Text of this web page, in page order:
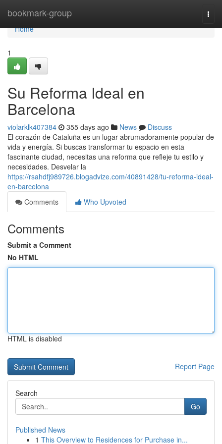
bookmark-group
Home
Home
1
Su Reforma Ideal en
Barcelona
violarklk407384 355 days ago News
Discuss
El corazón de Cataluña es un lugar abrumadoramente popular de
vida y energía. Si buscas transformar tu espacio en esta
fascinante ciudad, necesitas una reforma que refleje tu estilo y
necesidades. Desvelar la
https://rsahdfj989726.blogadvize.com/40891428/tu-reforma-ideal-
en-barcelona
Comments
Who Upvoted
Comments
Submit a Comment
No HTML
HTML is disabled
Report Page
Search
Go
Published News
1 This Overview to Residences for Purchase in...